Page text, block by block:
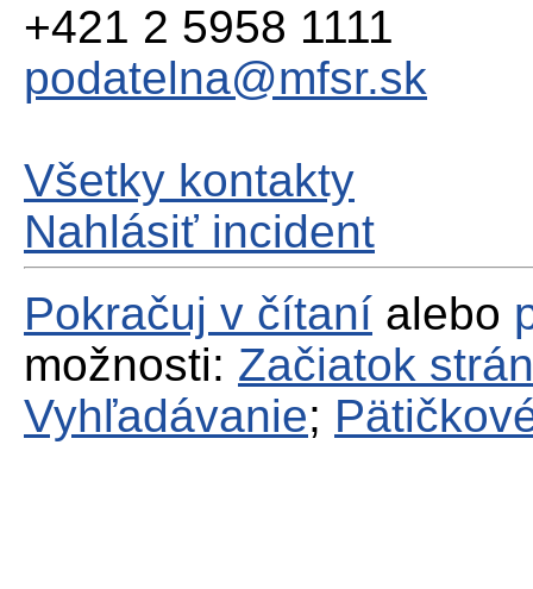
+421 2 5958 1111
podatelna@mfsr.sk
Všetky kontakty
Nahlásiť incident
Pokračuj v čítaní alebo
možnosti: Začiatok
Vyhľadávanie;